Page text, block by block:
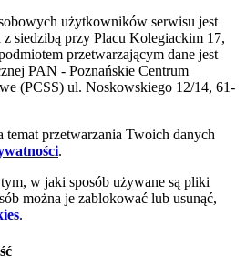
użytkowników serwisu jest
z siedzibą przy Placu Kolegiackim 17,
przetwarzającym dane jest
PAN - Poznańskie Centrum
(PCSS) ul. Noskowskiego 12/14, 61-
temat przetwarzania Twoich danych
.
w jaki sposób używane są pliki
można je zablokować lub usunąć,
.